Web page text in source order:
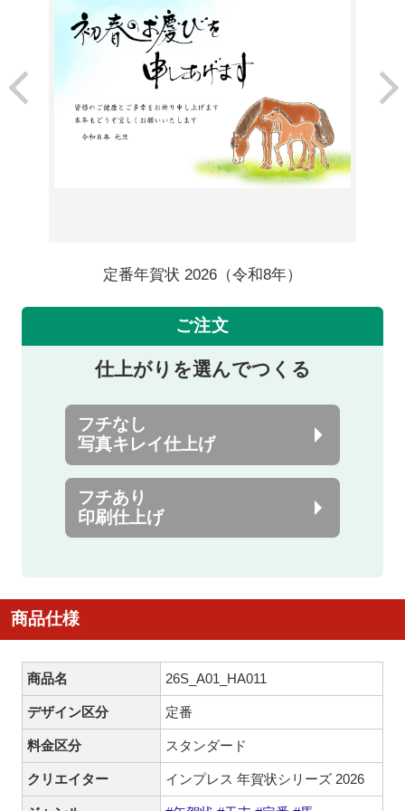
定番年賀状 2026（令和8年）
ご注文
仕上がりを選んでつくる
フチなし
写真キレイ仕上げ
フチあり
印刷仕上げ
商品仕様
商品名 26S_A01_HA011
デザイン区分 定番
料金区分 スタンダード
クリエイター インプレス 年賀状シリーズ 2026